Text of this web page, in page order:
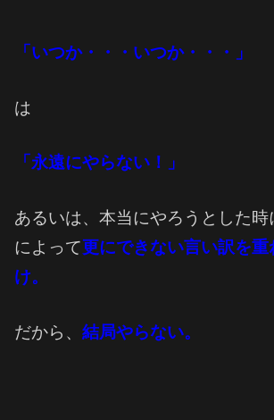
「いつか・・・いつか・・・」
は
「永遠にやらない！」
あるいは、本当にやろうとした時
によって更にできない言い訳を重
け。
だから、 結局やらない。